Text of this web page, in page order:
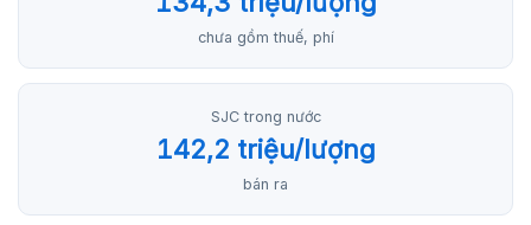
chưa gồm thuế, phí
SJC trong nước
142,2 triệu/lượng
bán ra